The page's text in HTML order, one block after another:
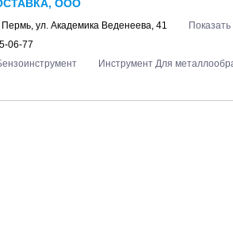
ООО
Пермь, ул. Академика Веденеева, 41
06-77
Инструмент Для